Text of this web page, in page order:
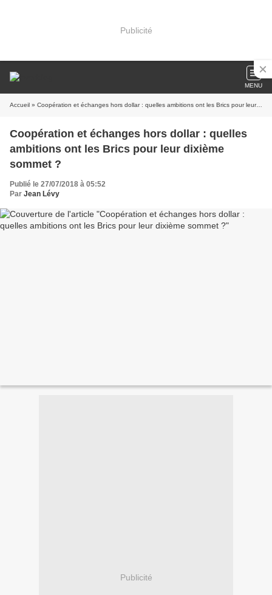
Publicité
MENU
Accueil » Coopération et échanges hors dollar : quelles ambitions ont les Brics pour leur dixième sommet ?
Coopération et échanges hors dollar : quelles
ambitions ont les Brics pour leur dixième
sommet ?
Publié le 27/07/2018 à 05:52
Par Jean Lévy
Publicité